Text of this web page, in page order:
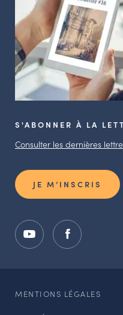
S'ABONNER À LA
Consulter les dernières
JE M’INSCRIS
MENTIONS LÉGALES